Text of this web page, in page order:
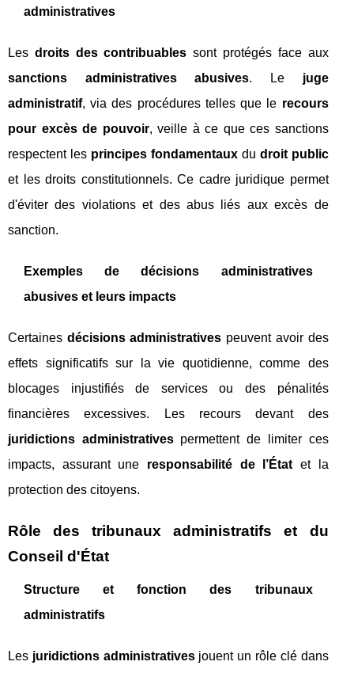
administratives
Les droits des contribuables sont protégés face aux
sanctions administratives abusives. Le juge
administratif, via des procédures telles que le recours
pour excès de pouvoir, veille à ce que ces sanctions
respectent les principes fondamentauxdu droit public
et les droits constitutionnels. Ce cadre juridique permet
d'éviter des violations et des abus liés aux excès de
sanction.
Exemples de décisions administratives
abusives et leurs impacts
Certaines décisions administratives peuvent avoir des
effets significatifs sur la vie quotidienne, comme des
blocages injustifiés de services ou des pénalités
financières excessives. Les recours devant des
juridictions administrativespermettent de limiter ces
impacts, assurant une responsabilité de l’État et la
protection des citoyens.
Rôle des tribunaux administratifs et du
Conseil d'État
Structure et fonction des tribunaux
administratifs
Les juridictions administrativesjouent un rôle clé dans